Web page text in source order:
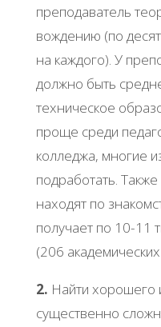
преподаватель
вождению (по
на каждого). У
должно быть
техническое
проще среди
колледжа, многие
подработать.
находят по
получает по 10-11
(206
2. Найти хорошего
существенно